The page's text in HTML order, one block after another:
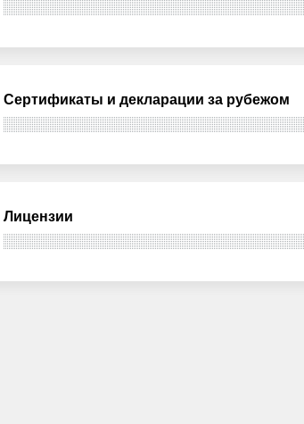
Сертификаты и декларации за рубежом
Лицензии